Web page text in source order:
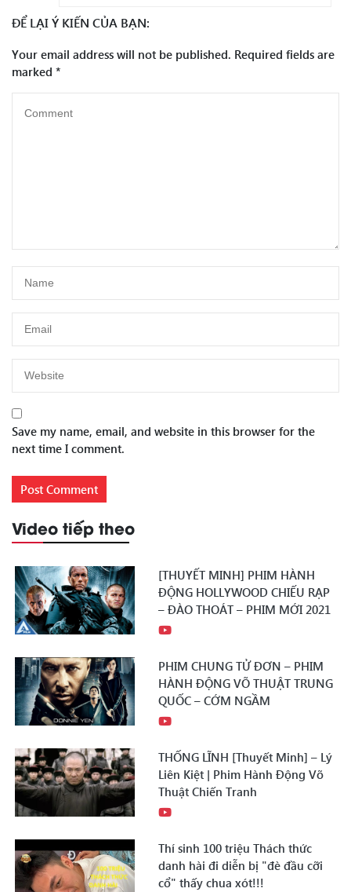
ĐỂ LẠI Ý KIẾN CỦA BẠN:
Your email address will not be published. Required fields are
marked *
Save my name, email, and website in this browser for the
next time I comment.
Video tiếp theo
[THUYẾT MINH] PHIM HÀNH
ĐỘNG HOLLYWOOD CHIẾU RẠP
– ĐÀO THOÁT – PHIM MỚI 2021
PHIM CHUNG TỬ ĐƠN – PHIM
HÀNH ĐỘNG VÕ THUẬT TRUNG
QUỐC – CỚM NGẦM
THỐNG LĨNH [Thuyết Minh] – Lý
Liên Kiệt | Phim Hành Động Võ
Thuật Chiến Tranh
Thí sinh 100 triệu Thách thức
danh hài đi diễn bị "đè đầu cỡi
cổ" thấy chua xót!!!